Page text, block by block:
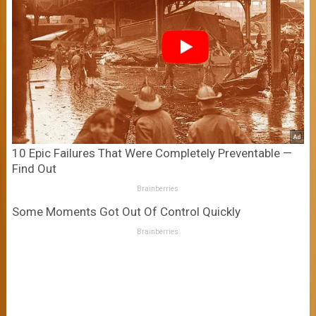
10 Epic Failures That Were Completely Preventable —
Find Out
Brainberries
Some Moments Got Out Of Control Quickly
Brainberries